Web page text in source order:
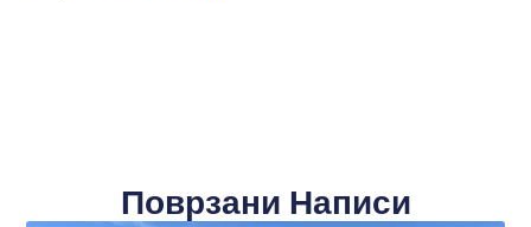
Поврзани Написи